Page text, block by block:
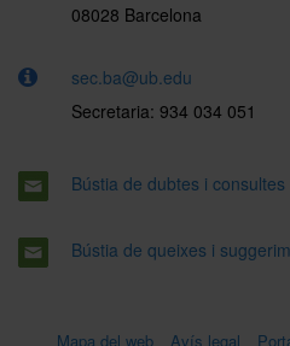
08028 Barcelona
sec.ba@ub.edu
Secretaria: 934 034 051
Bústia de dubtes i consultes
Bústia de queixes i
Mapa del web Avís legal